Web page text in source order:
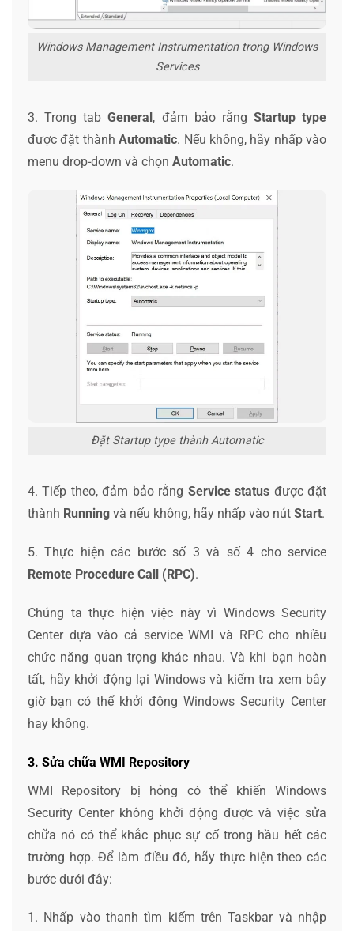
Windows Management Instrumentation trong Windows
Services
3. Trong tabGeneral, đảm bảo rằng Startup type
được đặt thànhAutomatic. Nếu không, hãy nhấp vào
menu drop-down và chọn Automatic.
Đặt Startup type thành Automatic
4. Tiếp theo, đảm bảo rằng Service status được đặt
thành Running và nếu không, hãy nhấp vào nút Start.
5. Thực hiện các bước số 3 và số 4 cho service
Remote Procedure Call (RPC).
Chúng ta thực hiện việc này vì Windows Security
Center dựa vào cả service WMI và RPC cho nhiều
chức năng quan trọng khác nhau. Và khi bạn hoàn
tất, hãy khởi động lại Windows và kiểm tra xem bây
giờ bạn có thể khởi động Windows Security Center
hay không.
3. Sửa chữa WMI Repository
WMI Repository bị hỏng có thể khiến Windows
Security Center không khởi động được và việc sửa
chữa nó có thể khắc phục sự cố trong hầu hết các
trường hợp. Để làm điều đó, hãy thực hiện theo các
bước dưới đây:
1. Nhấp vào thanh tìm kiếm trên Taskbar và nhập